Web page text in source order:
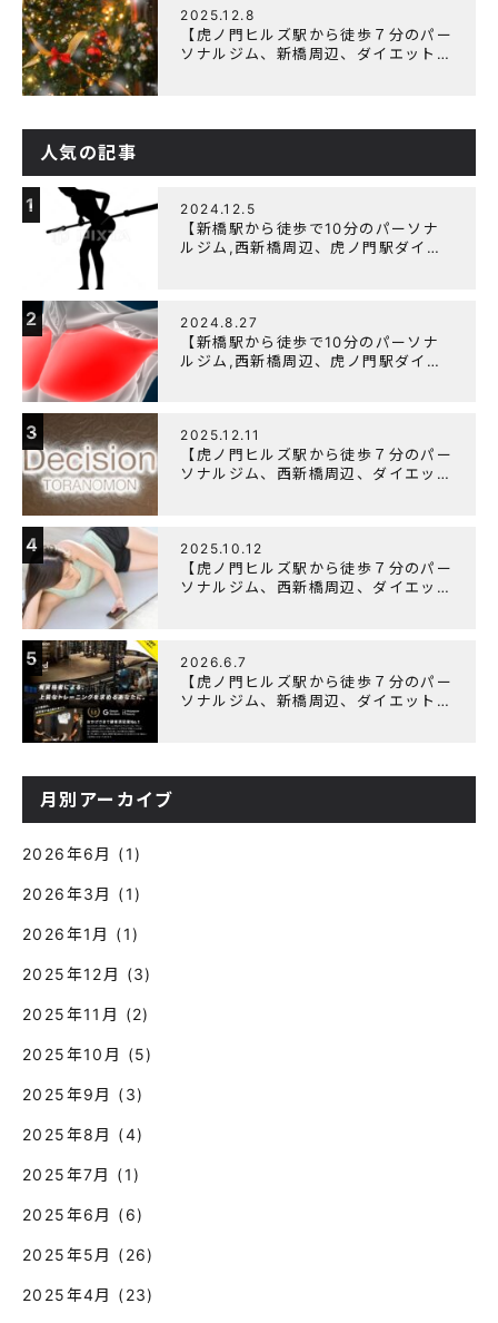
2025.12.8
【虎ノ門ヒルズ駅から徒歩７分のパー
ソナルジム、新橋周辺、ダイエットに
人気の記事
1 2024.12.5
【新橋駅から徒歩で10分のパーソナ
ルジム,西新橋周辺、虎ノ門駅ダイエ
2 2024.8.27
【新橋駅から徒歩で10分のパーソナ
ルジム,西新橋周辺、虎ノ門駅ダイエ
3 2025.12.11
【虎ノ門ヒルズ駅から徒歩７分のパー
ソナルジム、西新橋周辺、ダイエット
4 2025.10.12
【虎ノ門ヒルズ駅から徒歩７分のパー
ソナルジム、西新橋周辺、ダイエット
5 2026.6.7
【虎ノ門ヒルズ駅から徒歩７分のパー
ソナルジム、新橋周辺、ダイエットに
月別アーカイブ
2026年6月 (1)
2026年3月 (1)
2026年1月 (1)
2025年12月 (3)
2025年11月 (2)
2025年10月 (5)
2025年9月 (3)
2025年8月 (4)
2025年7月 (1)
2025年6月 (6)
2025年5月 (26)
2025年4月 (23)